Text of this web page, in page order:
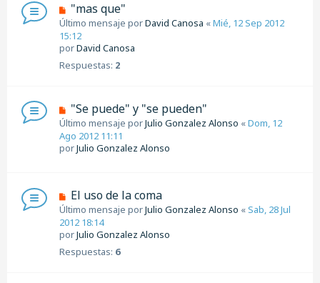
"mas que"
Último mensaje porDavid Canosa «Mié, 12 Sep 2012
15:12
porDavid Canosa
Respuestas: 2
"Se puede" y "se pueden"
Último mensaje porJulio Gonzalez Alonso «Dom, 12
Ago 2012 11:11
porJulio Gonzalez Alonso
El uso de la coma
Último mensaje porJulio Gonzalez Alonso «Sab, 28 Jul
2012 18:14
porJulio Gonzalez Alonso
Respuestas: 6